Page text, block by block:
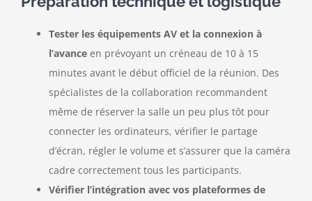
Tester les équipements AV et la connexion à
l’avance en prévoyant un créneau de 10 à 15
minutes avant le début officiel de la réunion. Des
spécialistes de la collaboration recommandent
même de réserver la salle un peu plus tôt pour
connecter les ordinateurs, vérifier le partage
d’écran, régler le volume et s’assurer que la caméra
cadre correctement tous les participants.
Vérifier l’intégration avec vos plateformes de